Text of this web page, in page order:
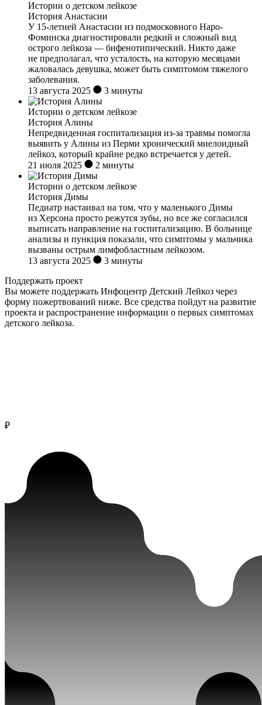
Истории о детском лейкозе
История Анастасии
У 15-летней Анастасии из подмосковного Наро-
Фоминска диагностировали редкий и сложный вид
острого лейкоза — бифенотипический. Никто даже
не предполагал, что усталость, на которую месяцами
жаловалась девушка, может быть симптомом тяжелого
заболевания.
13 августа 2025
3 минуты
Истории о детском лейкозе
История Алины
Непредвиденная госпитализация из-за травмы помогла
выявить у Алины из Перми хронический миелоидный
лейкоз, который крайне редко встречается у детей.
21 июля 2025
2 минуты
Истории о детском лейкозе
История Димы
Педиатр настаивал на том, что у маленького Димы
из Херсона просто режутся зубы, но все же согласился
выписать направление на госпитализацию. В больнице
анализы и пункция показали, что симптомы у мальчика
вызваны острым лимфобластным лейкозом.
13 августа 2025
3 минуты
Поддержать проект
Вы можете поддержать Инфоцентр Детский Лейкоз через
форму пожертвований ниже. Все средства пойдут на развитие
проекта и распространение информации о первых симптомах
детского лейкоза.
₽